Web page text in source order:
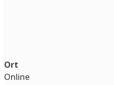
Ort
Online